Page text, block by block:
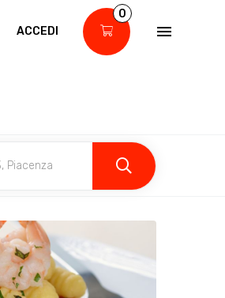
ACCEDI
0